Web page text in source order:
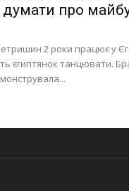
про
2 роки працює у
єгиптянок танцювати.